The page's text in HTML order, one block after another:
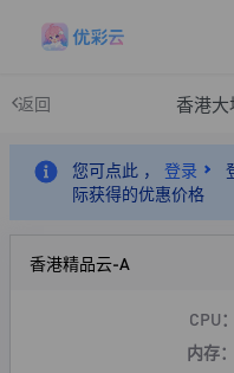
返回 香港
您可点此 ， 登录
际获得的优惠价格
香港精品云-A
CPU
内存